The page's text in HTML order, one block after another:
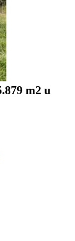
m2 u